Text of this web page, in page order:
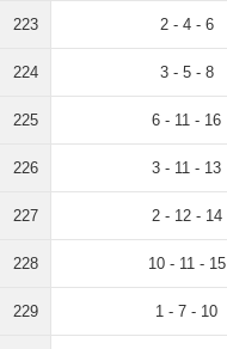
223 2 - 4 - 6
224 3 - 5 - 8
225 6 - 11 - 16
226 3 - 11 - 13
227 2 - 12 - 14
228 10 - 11 - 15
229 1 - 7 - 10